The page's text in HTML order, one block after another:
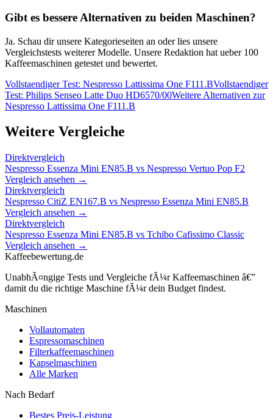
Gibt es bessere Alternativen zu beiden Maschinen?
Ja. Schau dir unsere Kategorieseiten an oder lies unsere
Vergleichstests weiterer Modelle. Unsere Redaktion hat ueber 100
Kaffeemaschinen getestet und bewertet.
Vollstaendiger Test: Nespresso Lattissima One F111.BVollstaendiger
Test: Philips Senseo Latte Duo HD6570/00Weitere Alternativen zur
Nespresso Lattissima One F111.B
Weitere Vergleiche
Direktvergleich
Nespresso Essenza Mini EN85.B vs Nespresso Vertuo Pop F2
Vergleich ansehen →
Direktvergleich
Nespresso CitiZ EN167.B vs Nespresso Essenza Mini EN85.B
Vergleich ansehen →
Direktvergleich
Nespresso Essenza Mini EN85.B vs Tchibo Cafissimo Classic
Vergleich ansehen →
Kaffeebewertung.de
UnabhÃ¤ngige Tests und Vergleiche fÃ¼r Kaffeemaschinen â€”
damit du die richtige Maschine fÃ¼r dein Budget findest.
Maschinen
Vollautomaten
Espressomaschinen
Filterkaffeemaschinen
Kapselmaschinen
Alle Marken
Nach Bedarf
Bestes Preis-Leistung